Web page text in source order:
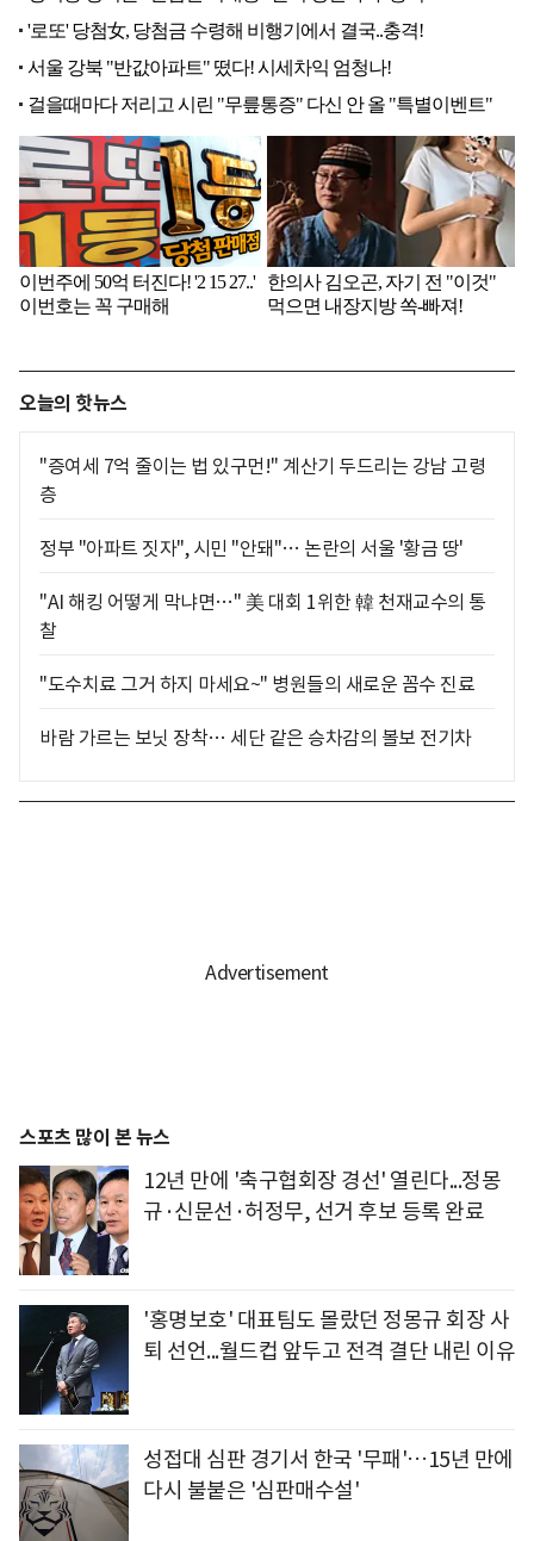
오늘의 핫뉴스
"증여세 7억 줄이는 법 있구먼!" 계산기 두드리는 강남 고령
층
정부 "아파트 짓자", 시민 "안돼"… 논란의 서울 '황금 땅'
"AI 해킹 어떻게 막냐면…" 美 대회 1위한 韓 천재교수의 통
찰
"도수치료 그거 하지 마세요~" 병원들의 새로운 꼼수 진료
바람 가르는 보닛 장착… 세단 같은 승차감의 볼보 전기차
스포츠 많이 본 뉴스
12년 만에 '축구협회장 경선' 열린다...정몽
규·신문선·허정무, 선거 후보 등록 완료
'홍명보호' 대표팀도 몰랐던 정몽규 회장 사
퇴 선언...월드컵 앞두고 전격 결단 내린 이유
성접대 심판 경기서 한국 '무패'…15년 만에
다시 불붙은 '심판매수설'